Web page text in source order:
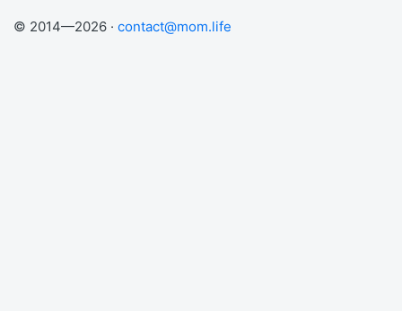
© 2014—2026 · contact@mom.life